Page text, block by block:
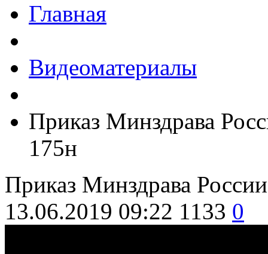
Главная
Видеоматериалы
Приказ Минздрава
175н
Приказ Минздрава
13.06.2019 09:22 1133 0